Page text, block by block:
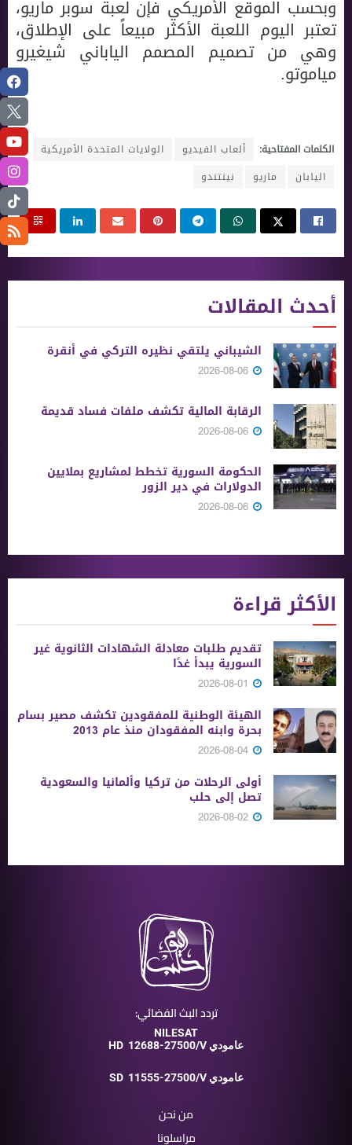
وبحسب الموقع الأمريكي فإن لعبة سوبر ماريو،
تعتبر اليوم اللعبة الأكثر مبيعاً على الإطلاق،
وهي من تصميم المصمم الياباني شيغيرو
مياموتو.
الكلمات المفتاحية: ألعاب الفيديو
الولايات المتحدة الأمريكية
اليابان
ماريو نينتندو
أحدث المقالات
الشيباني يلتقي نظيره التركي في أنقرة
الرقابة المالية تكشف ملفات فساد قديمة
الحكومة السورية تخطط لمشاريع بملايين
الدولارات في دير الزور
الأكثر قراءة
تقديم طلبات معادلة الشهادات الثانوية ‏غير
السورية يبدأ غدًا
الهيئة الوطنية للمفقودين تكشف مصير بسام
بحرة وابنه المفقودان منذ عام 2013
أولى الرحلات من ‏تركيا وألمانيا والسعودية
تصل إلى حلب
تردد البث الفضائي:
NILESAT
HD
12688-27500/V عامودي
SD 11555-27500/V عامودي
من نحن
مراسلونا